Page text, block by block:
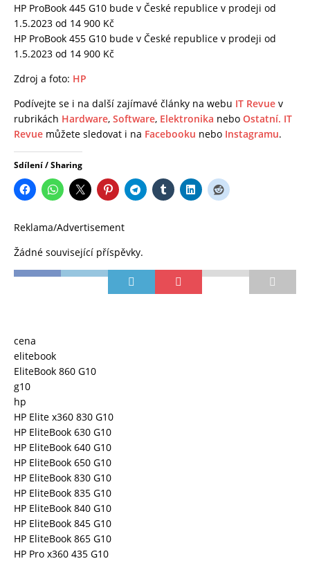
HP ProBook 445 G10 bude v České republice v prodeji od
1.5.2023 od 14 900 Kč
HP ProBook 455 G10 bude v České republice v prodeji od
1.5.2023 od 14 900 Kč
Zdroj a foto: HP
Podívejte se i na další zajímavé články na webu IT Revue v
rubrikách Hardware, Software, Elektronika nebo Ostatní. IT
Revue můžete sledovat i na Facebooku nebo Instagramu.
Sdílení / Sharing
Reklama/Advertisement
Žádné související příspěvky.
cena
elitebook
EliteBook 860 G10
g10
hp
HP Elite x360 830 G10
HP EliteBook 630 G10
HP EliteBook 640 G10
HP EliteBook 650 G10
HP EliteBook 830 G10
HP EliteBook 835 G10
HP EliteBook 840 G10
HP EliteBook 845 G10
HP EliteBook 865 G10
HP Pro x360 435 G10